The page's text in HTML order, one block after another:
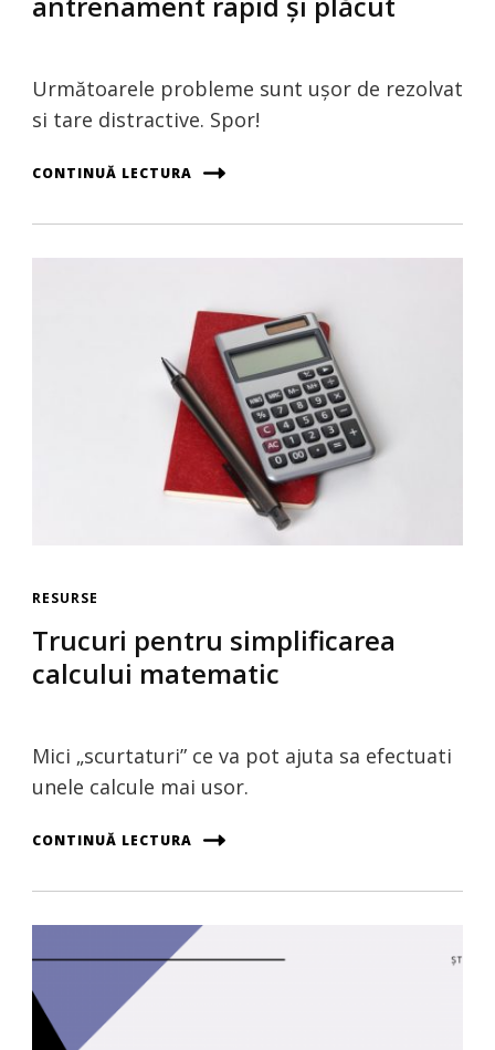
Următoarele probleme sunt ușor de rezolvat
si tare distractive. Spor!
CONTINUĂ LECTURA
RESURSE
Trucuri pentru simplificarea
calcului matematic
Mici „scurtaturi” ce va pot ajuta sa efectuati
unele calcule mai usor.
CONTINUĂ LECTURA